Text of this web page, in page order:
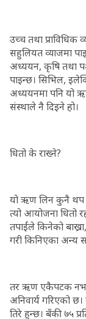
उच्च तथा प्राविधिक
सहुलियत व्याजमा
अध्ययन, कृषि तथा
पाइन्छ। सिभिल,
अध्ययनमा पनि यो
संस्थाले नै दिइने हो।
धितो के राख्ने?
यो ऋण लिन कुनै थप
त्यो आयोजना धितो
तपाईंले किनेको
गरी किनिएका अन्य
तर ऋण एकैपटक नभई
अनिवार्य गरिएको छ।
तिरे हुन्छ। बँकी ७५